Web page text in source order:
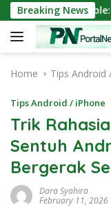
Skip
to
content
Breaking News
Nonton
Home Tips Android
Tips Android / iPhone
Trik
Sentuh
Bergerak
Dara Syahira
February 11, 2026